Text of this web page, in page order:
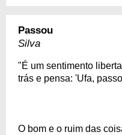
Passou
Silva
"É um sentimento
trás e pensa: 'Ufa,
O bom e o ruim das